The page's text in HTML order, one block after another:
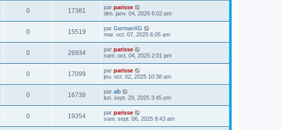
0 17381 par parisse
dim. janv. 04, 2026 6:02 pm
0 15519 par GermanXG
mar. oct. 07, 2025 6:05 am
0 26934 par parisse
sam. oct. 04, 2025 2:01 pm
0 17099 par parisse
jeu. oct. 02, 2025 10:38 am
0 16738 par alb
lun. sept. 29, 2025 3:45 pm
0 19354 par parisse
sam. sept. 06, 2025 9:43 am